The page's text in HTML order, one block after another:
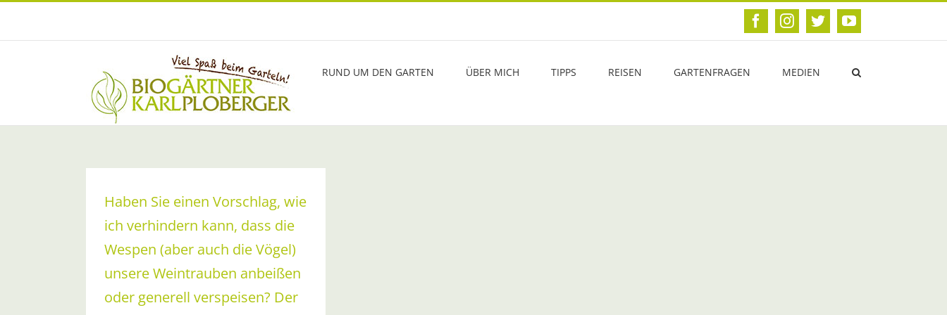
Zum
FacebookInstagram
TwitterYouTube
RUND UM DEN GARTEN ÜBER MICH TIPPS REISEN GARTENFRAGEN MEDIEN
Haben Sie einen Vorschlag, wie
ich verhindern kann, dass die
Wespen (aber auch die Vögel)
unsere Weintrauben anbeißen
oder generell verspeisen? Der